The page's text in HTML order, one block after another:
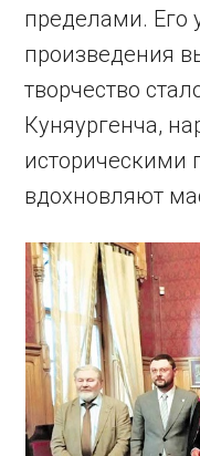
пределами. Его
произведения
творчество
Куняургенча,
историческими
вдохновляют